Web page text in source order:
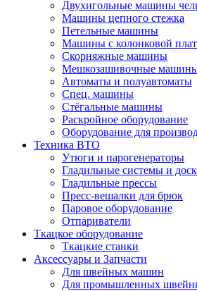
Двухигольные машины
Машины цепного стежка
Петельные машины
Машины с колонковой
Cкорняжные машины
Мешкозашивочные
Автоматы и полуавтоматы
Спец. машины
Стёгальные машины
Раскройное оборудование
Оборудование для
Техника ВТО
Утюги и парогенераторы
Гладильные системы и
Гладильные прессы
Пресс-вешалки для брюк
Паровое оборудование
Отпариватели
Ткацкое оборудование
Ткацкие станки
Аксессуары и Запчасти
Для швейных машин
Для промышленных